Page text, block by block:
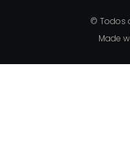
© Todos
Made